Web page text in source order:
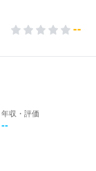
--
年収・評価
--